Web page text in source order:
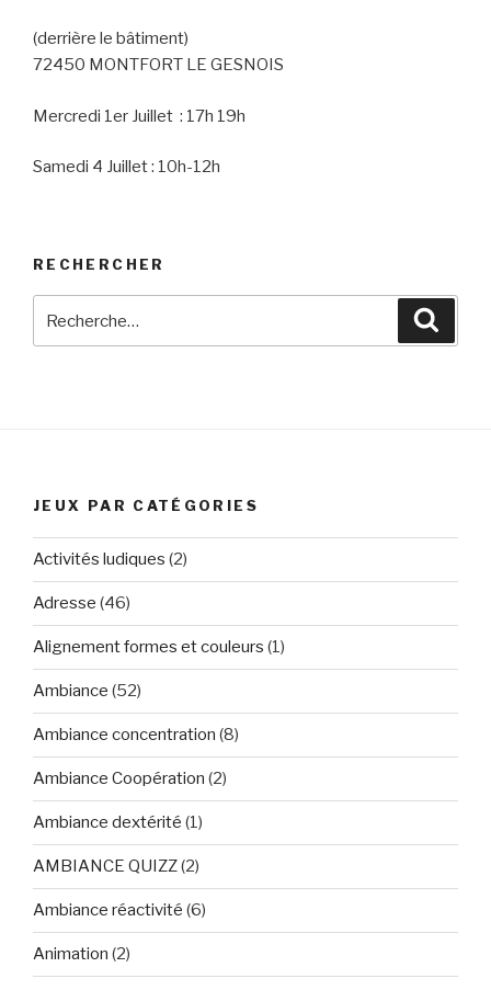
(derrière le bâtiment)
72450 MONTFORT LE GESNOIS
Mercredi 1er Juillet : 17h 19h
Samedi 4 Juillet : 10h-12h
RECHERCHER
pour
JEUX PAR CATÉGORIES
Activités ludiques (2)
Adresse (46)
Alignement formes et couleurs (1)
Ambiance (52)
Ambiance concentration (8)
Ambiance Coopération (2)
Ambiance dextérité (1)
AMBIANCE QUIZZ(2)
Ambiance réactivité (6)
Animation (2)